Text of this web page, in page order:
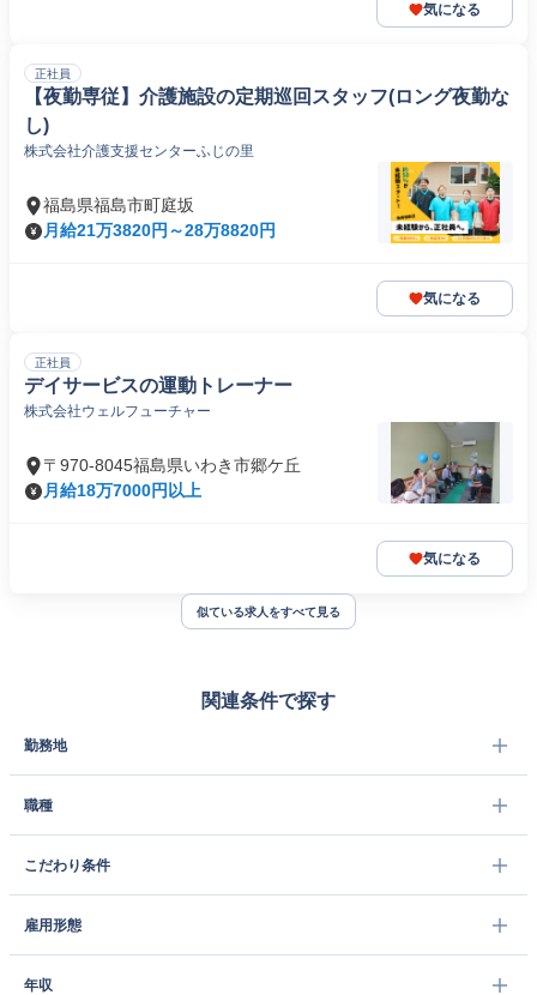
気になる
正社員
【夜勤専従】介護施設の定期巡回スタッフ(ロング夜勤な
し)
株式会社介護支援センターふじの里
福島県福島市町庭坂
月給21万3820円～28万8820円
気になる
正社員
デイサービスの運動トレーナー
株式会社ウェルフューチャー
〒970-8045福島県いわき市郷ケ丘
月給18万7000円以上
気になる
似ている求人をすべて見る
関連条件で探す
勤務地
職種
こだわり条件
雇用形態
年収